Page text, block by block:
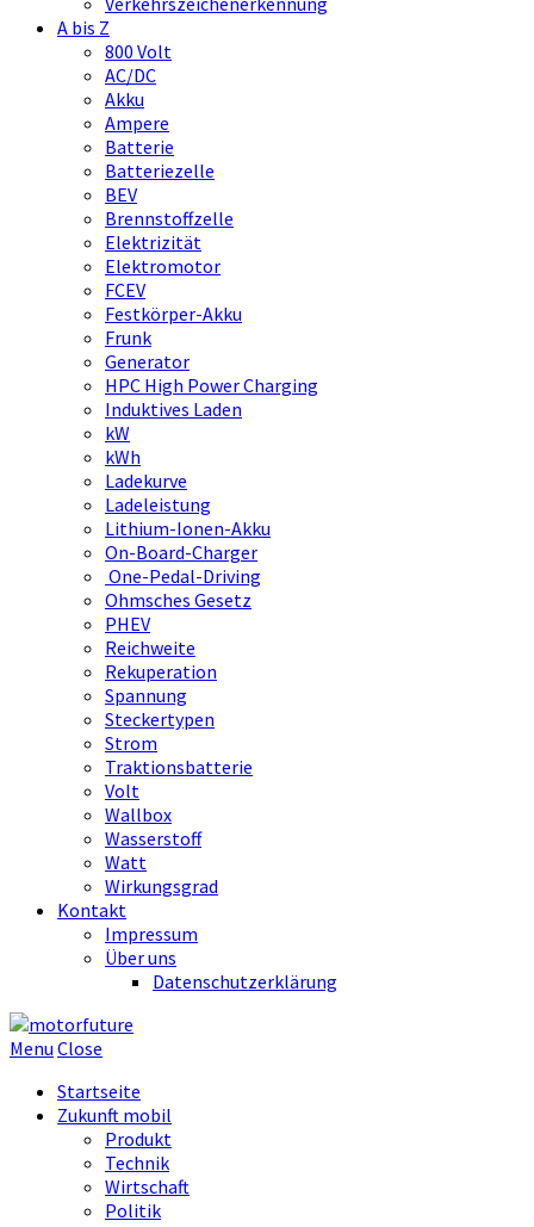
A bis Z
800 Volt
AC/DC
Akku
Ampere
Batterie
Batteriezelle
BEV
Brennstoffzelle
Elektrizität
Elektromotor
FCEV
Festkörper-Akku
Frunk
Generator
HPC High Power Charging
Induktives Laden
kW
kWh
Ladekurve
Ladeleistung
Lithium-Ionen-Akku
On-Board-Charger
One-Pedal-Driving
Ohmsches Gesetz
PHEV
Reichweite
Rekuperation
Spannung
Steckertypen
Strom
Traktionsbatterie
Volt
Wallbox
Wasserstoff
Watt
Wirkungsgrad
Kontakt
Impressum
Über uns
Datenschutzerklärung
Menu Close
Startseite
Zukunft mobil
Produkt
Technik
Wirtschaft
Politik